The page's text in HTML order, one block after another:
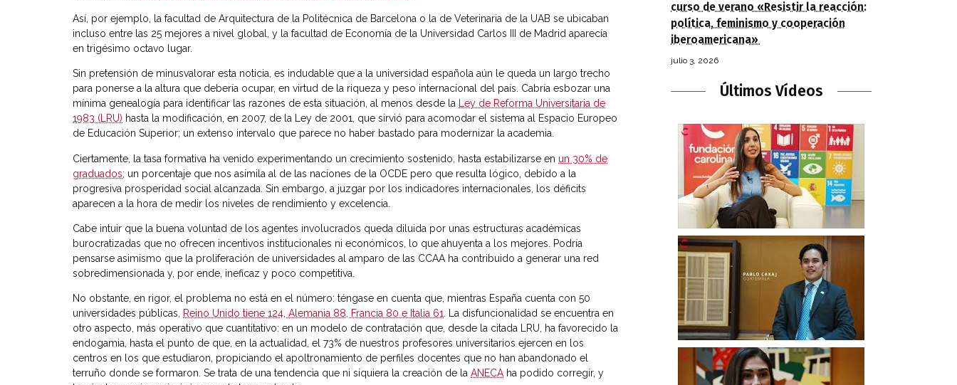
Así, por ejemplo, la facultad de Arquitectura de la Politécnica de Barcelona o la de Veterinaria de la UAB se ubicaban
incluso entre las 25 mejores a nivel global, y la facultad de Economía de la Universidad Carlos III de Madrid aparecía
en trigésimo octavo lugar.
Sin pretensión de minusvalorar esta noticia, es indudable que a la universidad española aún le queda un largo trecho
para ponerse a la altura que debería ocupar, en virtud de la riqueza y peso internacional del país. Cabría esbozar una
mínima genealogía para identificar las razones de esta situación, al menos desde la Ley de Reforma Universitaria de
1983 (LRU) hasta la modificación, en 2007, de la Ley de 2001, que sirvió para acomodar el sistema al Espacio Europeo
de Educación Superior; un extenso intervalo que parece no haber bastado para modernizar la academia.
Ciertamente, la tasa formativa ha venido experimentando un crecimiento sostenido, hasta estabilizarse en un 30% de
graduados; un porcentaje que nos asimila al de las naciones de la OCDE pero que resulta lógico, debido a la
progresiva prosperidad social alcanzada. Sin embargo, a juzgar por los indicadores internacionales, los déficits
aparecen a la hora de medir los niveles de rendimiento y excelencia.
Cabe intuir que la buena voluntad de los agentes involucrados queda diluida por unas estructuras académicas
burocratizadas que no ofrecen incentivos institucionales ni económicos, lo que ahuyenta a los mejores. Podría
pensarse asimismo que la proliferación de universidades al amparo de las CCAA ha contribuido a generar una red
sobredimensionada y, por ende, ineficaz y poco competitiva.
No obstante, en rigor, el problema no está en el número: téngase en cuenta que, mientras España cuenta con 50
universidades públicas, Reino Unido tiene 124, Alemania 88, Francia 80 e Italia 61. La disfuncionalidad se encuentra en
otro aspecto, más operativo que cuantitativo: en un modelo de contratación que, desde la citada LRU, ha favorecido la
endogamia, hasta el punto de que, en la actualidad, el 73% de nuestros profesores universitarios ejercen en los
centros en los que estudiaron, propiciando el apoltronamiento de perfiles docentes que no han abandonado el
terruño donde se formaron. Se trata de una tendencia que ni siquiera la creación de la ANECAha podido corregir, y
curso de verano «Resistir la reacción:
política, feminismo y cooperación
iberoamericana»
julio 3, 2026
Últimos Vídeos